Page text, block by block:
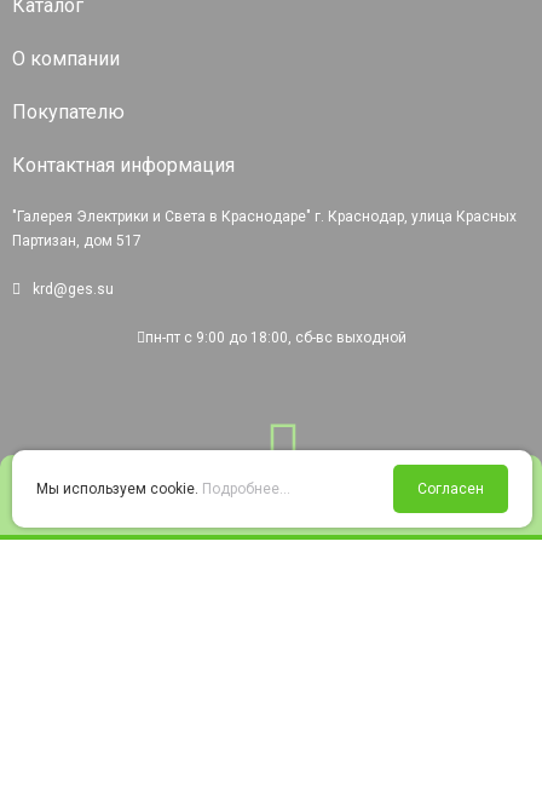
Войти Избранное Корзина
Каталог
О компании
Покупателю
Контактная информация
"Галерея Электрики и Света в Краснодаре" г. Краснодар, улица Красных
Партизан, дом 517
krd@ges.su
пн-пт с 9:00 до 18:00, сб-вс выходной
Мы используем cookie. Подробнее... Согласен